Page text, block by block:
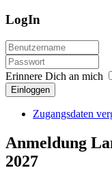
LogIn
Erinnere Dich an mich
Einloggen
Zugangsdaten
Anmeldung
2027